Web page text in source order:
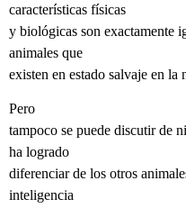
características físicas
y biológicas son exactamente
animales que
existen en estado salvaje en la
Pero
tampoco se puede discutir de
ha logrado
diferenciar de los otros
inteligencia